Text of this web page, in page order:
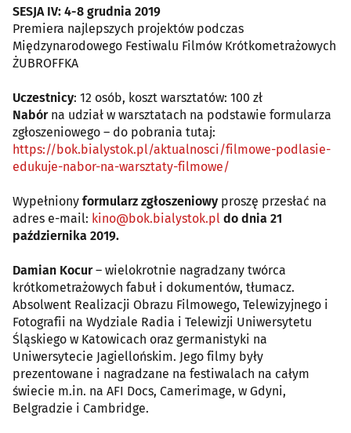
SESJA IV: 4-8 grudnia 2019
Premiera najlepszych projektów podczas
Międzynarodowego Festiwalu Filmów Krótkometrażowych
ŻUBROFFKA
Uczestnicy: 12 osób, koszt warsztatów: 100 zł
Nabórna udział w warsztatach na podstawie formularza
zgłoszeniowego – do pobrania tutaj:
https://bok.bialystok.pl/aktualnosci/filmowe-podlasie-
edukuje-nabor-na-warsztaty-filmowe/
Wypełniony formularz zgłoszeniowy proszę przesłać na
adres e-mail: kino@bok.bialystok.pl do dnia 21
października 2019.
Damian Kocur– wielokrotnie nagradzany twórca
krótkometrażowych fabuł i dokumentów, tłumacz.
Absolwent Realizacji Obrazu Filmowego, Telewizyjnego i
Fotografii na Wydziale Radia i Telewizji Uniwersytetu
Śląskiego w Katowicach oraz germanistyki na
Uniwersytecie Jagiellońskim. Jego filmy były
prezentowane i nagradzane na festiwalach na całym
świecie m.in. na AFI Docs, Camerimage, w Gdyni,
Belgradzie i Cambridge.